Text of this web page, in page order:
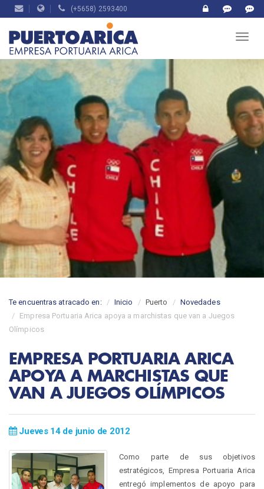
(+5658) 2593400
Te encuentras atracado en: Inicio Puerto
Novedades
Empresa Portuaria Arica apoya a marchistas que van a Juegos
Olímpicos
EMPRESA PORTUARIA ARICA
APOYA A MARCHISTAS QUE
VAN A JUEGOS OLÍMPICOS
Jueves 14 de junio de 2012
Como parte de sus objetivos
estratégicos, Empresa Portuaria Arica
entregó implementos de apoyo para